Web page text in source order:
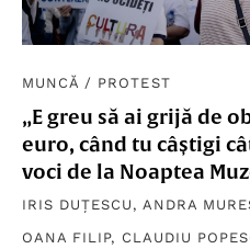
MUNCĂ / PROTEST
„E greu să ai grijă de
euro, când tu câștigi
voci de la Noaptea
IRIS DUȚESCU , ANDRA
OANA FILIP, CLAUDIU